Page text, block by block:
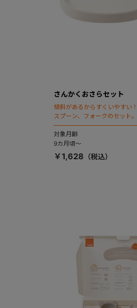
さんかくおさらセット
傾斜があるからすくいやすい
スプーン、フォークのセット。
対象月齢
9カ月頃～
￥1,628